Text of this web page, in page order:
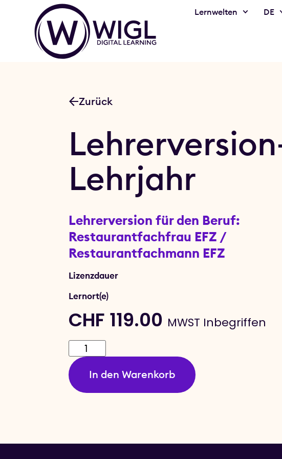
Lernwelten DE
Zurück
Lehrjahr
Lehrerversion für den Beruf:
Restaurantfachfrau EFZ /
Restaurantfachmann EFZ
Lizenzdauer
Lernort(e)
CHF 119.00 MWST Inbegriffen
In den Warenkorb